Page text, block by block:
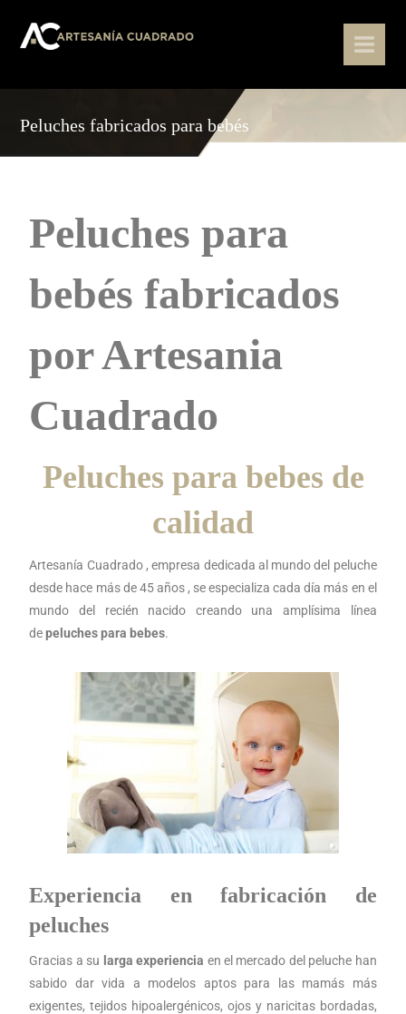
Peluches fabricados para bebés
Peluches para
bebés fabricados
por Artesania
Cuadrado
Peluches para bebes de
calidad
Artesanía Cuadrado , empresa dedicada al mundo del peluche
desde hace más de 45 años , se especializa cada día más en el
mundo del recién nacido creando una amplísima línea
depeluches para bebes.
Experiencia en fabricación de
peluches
Gracias a su larga experiencia en el mercado del peluche han
sabido dar vida a modelos aptos para las mamás más
exigentes, tejidos hipoalergénicos, ojos y naricitas bordadas,